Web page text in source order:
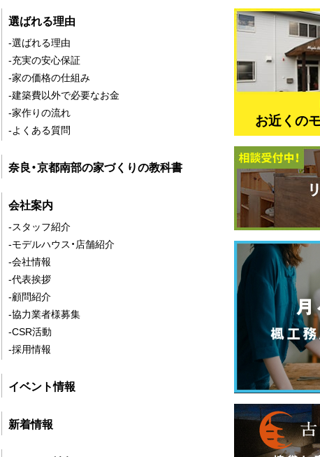
選ばれる理由
-選ばれる理由
-充実の安心保証
-家の価格の仕組み
-建築費以外で必要なお金
-家作りの流れ
-よくある質問
奈良・京都南部の家づくりの教科書
会社案内
-スタッフ紹介
-モデルハウス・店舗紹介
-会社情報
-代表挨拶
-顧問紹介
-協力業者様募集
-CSR活動
-採用情報
イベント情報
新着情報
お近くの